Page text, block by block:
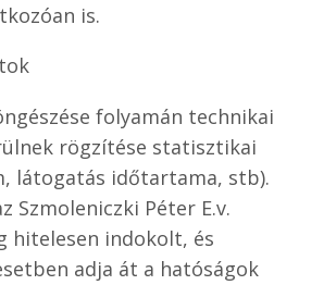
is.
folyamán technikai
rögzítése statisztikai
látogatás időtartama, stb).
Szmoleniczki Péter E.v.
hitelesen indokolt, és
adja át a hatóságok